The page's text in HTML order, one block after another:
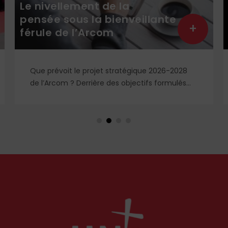
Le nivellement de la
pensée sous la bienveillante
férule de l’Arcom
Que prévoit le projet stratégique 2026-2028
de l’Arcom ? Derrière des objectifs formulés
se dessine un système liberticide de
+